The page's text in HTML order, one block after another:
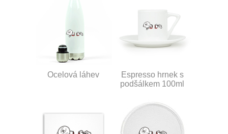
Ocelová láhev
Espresso hrnek s
podšálkem 100ml